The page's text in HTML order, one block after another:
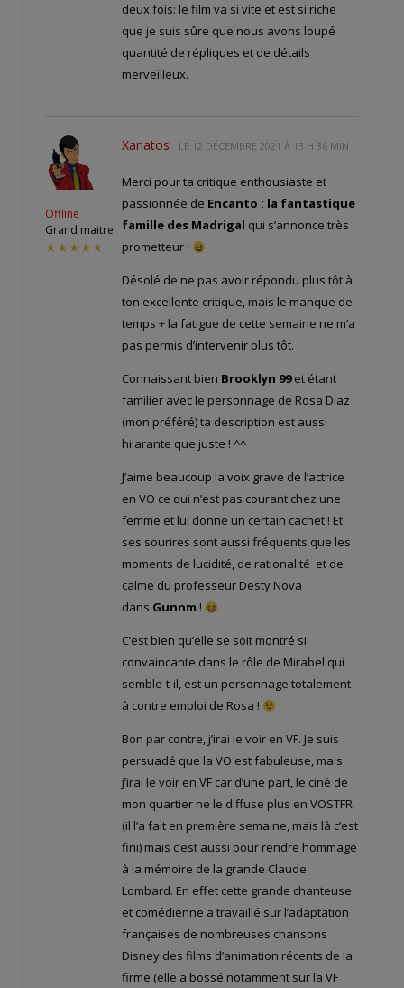
deux fois: le film va si vite et est si riche
que je suis sûre que nous avons loupé
quantité de répliques et de détails
merveilleux.
Offline
Grand maitre
★★★★★
Xanatos LE 12 DÉCEMBRE 2021 À 13 H 36 MIN
Merci pour ta critique enthousiaste et
passionnée de Encanto : la fantastique
famille des Madrigal qui s’annonce très
prometteur !
Désolé de ne pas avoir répondu plus tôt à
ton excellente critique, mais le manque de
temps + la fatigue de cette semaine ne m’a
pas permis d’intervenir plus tôt.
Connaissant bien Brooklyn 99et étant
familier avec le personnage de Rosa Diaz
(mon préféré) ta description est aussi
hilarante que juste ! ^^
J’aime beaucoup la voix grave de l’actrice
en VO ce qui n’est pas courant chez une
femme et lui donne un certain cachet ! Et
ses sourires sont aussi fréquents que les
moments de lucidité, de rationalité et de
calme du professeur Desty Nova
dans Gunnm !
C’est bien qu’elle se soit montré si
convaincante dans le rôle de Mirabel qui
semble-t-il, est un personnage totalement
à contre emploi de Rosa !
Bon par contre, j’irai le voir en VF. Je suis
persuadé que la VO est fabuleuse, mais
j’irai le voir en VF car d’une part, le ciné de
mon quartier ne le diffuse plus en VOSTFR
(il l’a fait en première semaine, mais là c’est
fini) mais c’est aussi pour rendre hommage
à la mémoire de la grande Claude
Lombard. En effet cette grande chanteuse
et comédienne a travaillé sur l’adaptation
françaises de nombreuses chansons
Disney des films d’animation récents de la
firme (elle a bossé notamment sur la VF